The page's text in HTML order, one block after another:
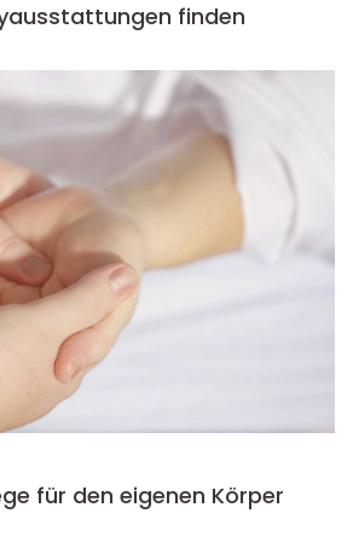
finden
für den eigenen Körper